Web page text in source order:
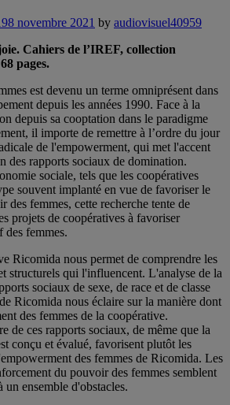
8 novembre 2021 by audiovisuel40959
Cahiers de l’IREF, collection
pages.
est devenu un terme omniprésent dans
depuis les années 1990. Face à la
depuis sa cooptation dans le paradigme
il importe de remettre à l’ordre du jour
de l'empowerment, qui met l'accent
des rapports sociaux de domination.
sociale, tels que les coopératives
souvent implanté en vue de favoriser le
des femmes, cette recherche tente de
projets de coopératives à favoriser
femmes.
Ricomida nous permet de comprendre les
structurels qui l'influencent. L'analyse de la
sociaux de sexe, de race et de classe
Ricomida nous éclaire sur la manière dont
des femmes de la coopérative.
de ces rapports sociaux, de même que la
conçu et évalué, favorisent plutôt les
des femmes de Ricomida. Les
du pouvoir des femmes semblent
ensemble d'obstacles.